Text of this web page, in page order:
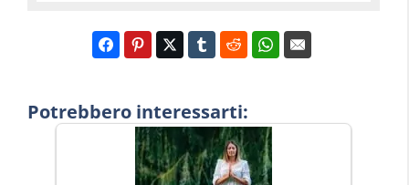
Potrebbero interessarti: